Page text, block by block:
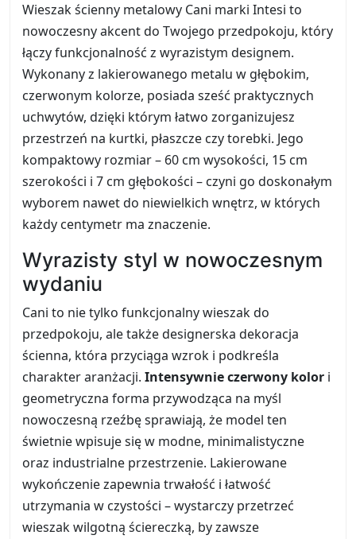
Wieszak ścienny metalowy Cani marki Intesi to
nowoczesny akcent do Twojego przedpokoju, który
łączy funkcjonalność z wyrazistym designem.
Wykonany z lakierowanego metalu w głębokim,
czerwonym kolorze, posiada sześć praktycznych
uchwytów, dzięki którym łatwo zorganizujesz
przestrzeń na kurtki, płaszcze czy torebki. Jego
kompaktowy rozmiar – 60 cm wysokości, 15 cm
szerokości i 7 cm głębokości – czyni go doskonałym
wyborem nawet do niewielkich wnętrz, w których
każdy centymetr ma znaczenie.
Wyrazisty styl w nowoczesnym
wydaniu
Cani to nie tylko funkcjonalny wieszak do
przedpokoju, ale także designerska dekoracja
ścienna, która przyciąga wzrok i podkreśla
charakter aranżacji. Intensywnie czerwony kolor i
geometryczna forma przywodząca na myśl
nowoczesną rzeźbę sprawiają, że model ten
świetnie wpisuje się w modne, minimalistyczne
oraz industrialne przestrzenie. Lakierowane
wykończenie zapewnia trwałość i łatwość
utrzymania w czystości – wystarczy przetrzeć
wieszak wilgotną ściereczką, by zawsze